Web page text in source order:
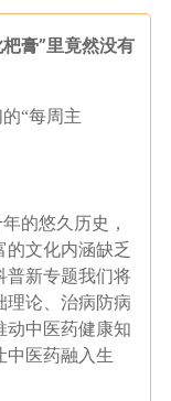
膏”里竟然没有
“每周主
的悠久历史，
文化内涵缺乏
普新专题我们将
理论、治病防病
动中医药健康知
中医药融入生